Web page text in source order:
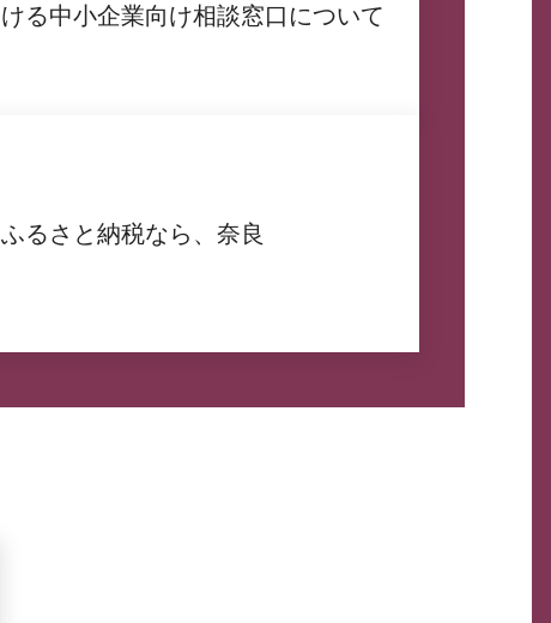
ける中小企業向け相談窓口について
ふるさと納税なら、奈良